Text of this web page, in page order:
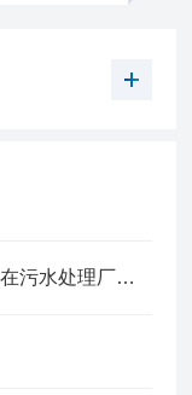
硫化氢浓度报警器，氨气泄漏报警器在污水处理厂中的应用